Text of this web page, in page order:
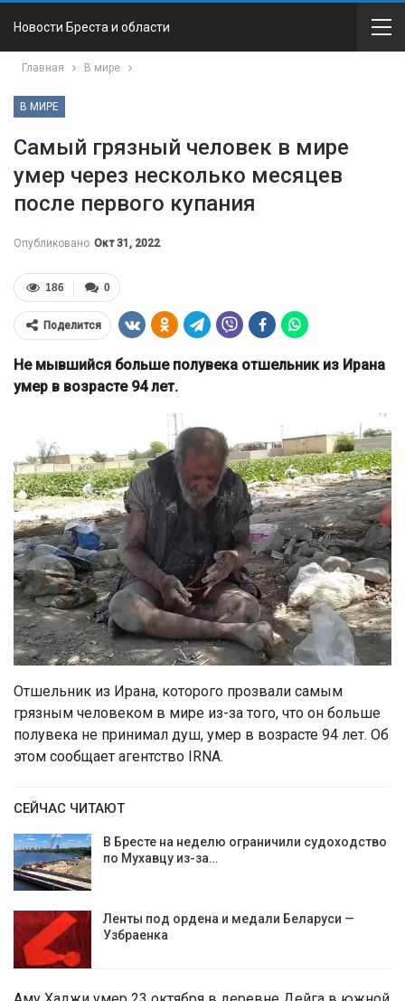
Новости Бреста и области
Главная В мире
В МИРЕ
Самый грязный человек в мире
умер через несколько месяцев
после первого купания
Опубликовано Окт 31, 2022
0
186
Поделится
Не мывшийся больше полувека отшельник из Ирана
умер в возрасте 94 лет.
Отшельник из Ирана, которого прозвали самым
грязным человеком в мире из-за того, что он больше
полувека не принимал душ, умер в возрасте 94 лет. Об
этом сообщает агентство IRNA.
СЕЙЧАС ЧИТАЮТ
В Бресте на неделю ограничили судоходство
по Мухавцу из-за…
Ленты под ордена и медали Беларуси —
Узбраенка